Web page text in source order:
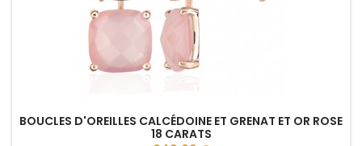
BOUCLES D'OREILLES CALCÉDOINE ET GRENAT ET OR ROSE
18 CARATS